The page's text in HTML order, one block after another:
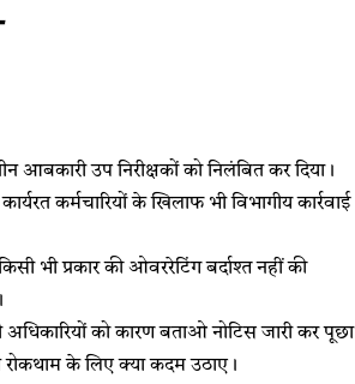
आबकारी उप निरीक्षकों को निलंबित कर दिया।
कर्मचारियों के खिलाफ भी विभागीय कार्रवाई
भी प्रकार की ओवररेटिंग बर्दाश्त नहीं की
को कारण बताओ नोटिस जारी कर पूछा
रोकथाम के लिए क्या कदम उठाए।